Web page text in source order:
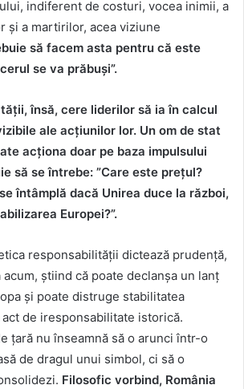
indiferent de costuri, vocea inimii, a
și a martirilor, acea viziune
să facem asta pentru că este
se va prăbuși”.
însă, cere liderilor să ia în calcul
ale acțiunilor lor. Un om de stat
acționa doar pe baza impulsului
să se întrebe: ”Care este prețul?
întâmplă dacă Unirea duce la război,
Europei?”.
responsabilității dictează prudență,
știind că poate declanșa un lanț
și poate distruge stabilitatea
de iresponsabilitate istorică.
țară nu înseamnă să o arunci într-o
de dragul unui simbol, ci să o
Filosofic vorbind, România